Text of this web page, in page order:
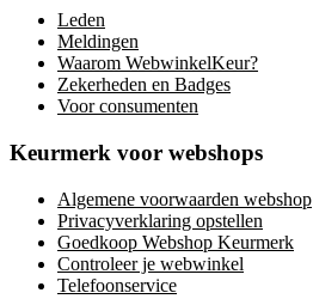
Leden
Meldingen
Waarom WebwinkelKeur?
Zekerheden en Badges
Voor consumenten
Keurmerk voor webshops
Algemene voorwaarden webshop
Privacyverklaring opstellen
Goedkoop Webshop Keurmerk
Controleer je webwinkel
Telefoonservice